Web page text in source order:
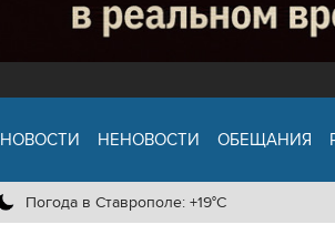
НОВОСТИ НЕНОВОСТИ ОБЕЩАНИЯ
Погода в Ставрополе: +19°C